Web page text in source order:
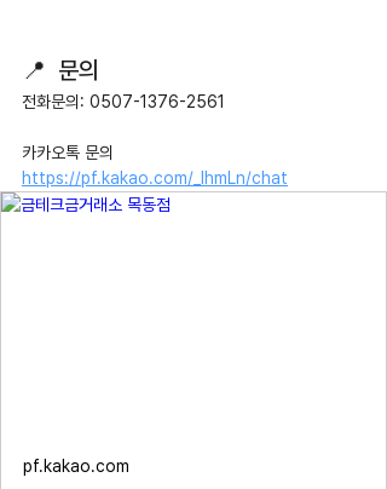
📍  문의
전화문의: 0507-1376-2561
카카오톡 문의
https://pf.kakao.com/_IhmLn/chat
pf.kakao.com